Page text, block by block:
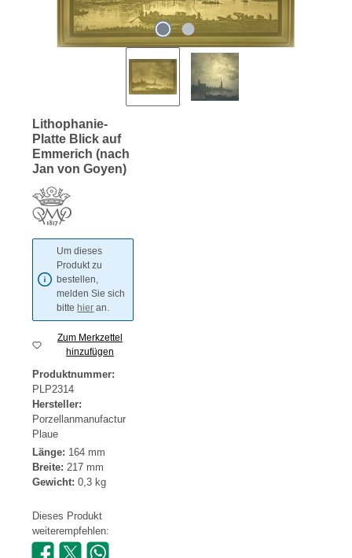
Lithophanie-
Platte Blick auf
Emmerich (nach
Jan von Goyen)
Um dieses
Produkt zu
bestellen,
melden Sie sich
bitte hier an.
Zum Merkzettel
hinzufügen
Produktnummer:
PLP2314
Hersteller:
Porzellanmanufactur
Plaue
Länge: 164 mm
Breite: 217 mm
Gewicht: 0,3 kg
Dieses Produkt
weiterempfehlen: